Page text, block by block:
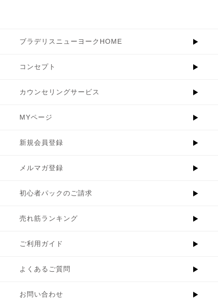
ブラデリスニューヨークHOME
コンセプト
カウンセリングサービス
MYページ
新規会員登録
メルマガ登録
初心者パックのご請求
売れ筋ランキング
ご利用ガイド
よくあるご質問
お問い合わせ